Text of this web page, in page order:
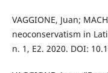
VAGGIONE, Juan;
neoconservatism in
n. 1, E2. 2020. DOI: